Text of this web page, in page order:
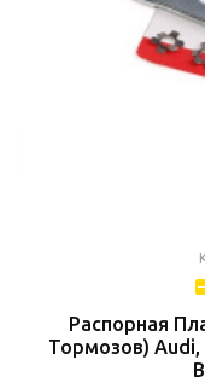
Распорная
Тормозов) Audi,